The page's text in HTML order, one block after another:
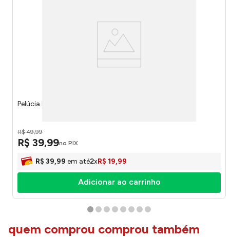
Pelúcia Lenticular 3D Stitch 53723 - Toyng
R$ 49,99
R$ 39,99no PIX
R$ 39,99 em até2xR$ 19,99
Adicionar ao carrinho
quem comprou comprou também